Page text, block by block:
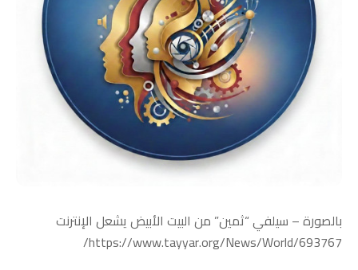
بالصورة – سيلفي “ثمين” من البيت الأبيض يشعل الإنترنت
https://www.tayyar.org/News/World/693767/